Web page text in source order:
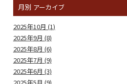
月別 アーカイブ
2025年10月 (1)
2025年9月 (8)
2025年8月 (6)
2025年7月 (9)
2025年6月 (3)